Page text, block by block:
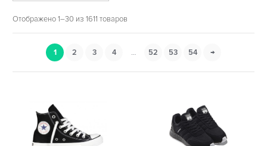
Отображено 1–30 из 1611 товаров
1 2 3 4 … 52 53 54 →